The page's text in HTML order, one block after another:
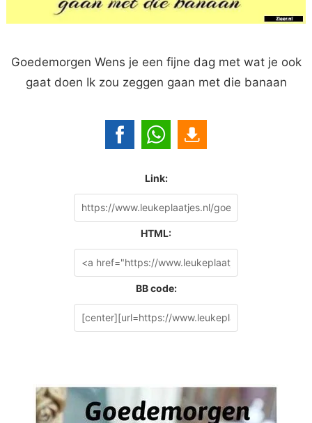
Goedemorgen Wens je een fijne dag met wat je ook
gaat doen Ik zou zeggen gaan met die banaan
Link:
HTML:
BB code: